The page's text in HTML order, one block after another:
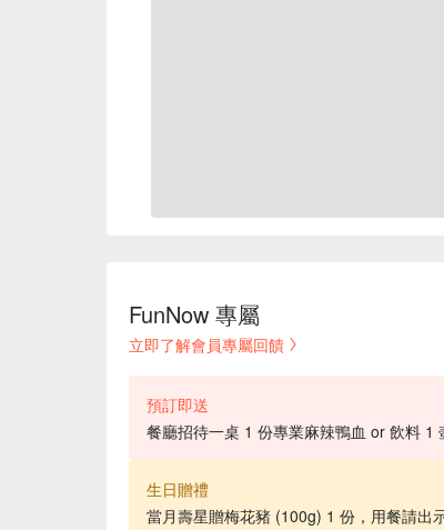
FunNow 專屬
立即了解會員專屬回饋
預訂即送
餐廳招待一桌 1 份專業麻辣鴨血 or 飲料 1
生日贈禮
當月壽星贈梅花豬 (100g) 1 份，用餐請出